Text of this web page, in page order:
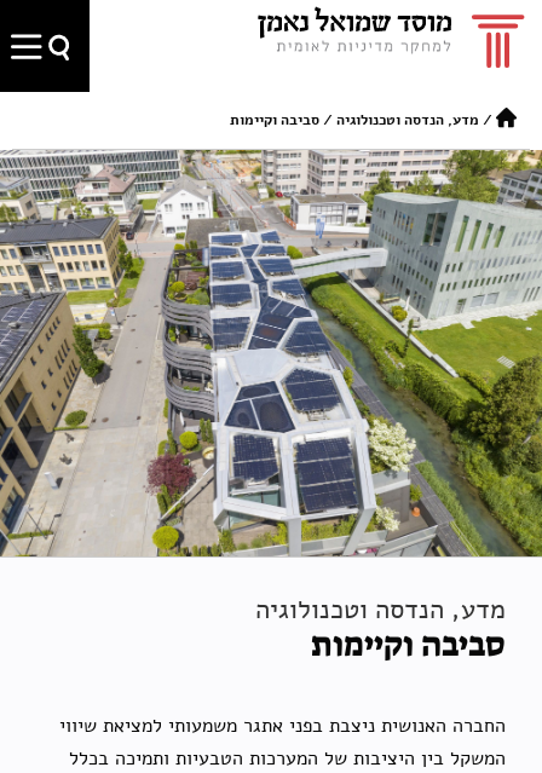
/ מדע, הנדסה וטכנולוגיה /סביבה וקיימות
מדע, הנדסה וטכנולוגיה
סביבה וקיימות
החברה האנושית ניצבת בפני אתגר משמעותי למציאת שיווי
המשקל בין היציבות של המערכות הטבעיות ותמיכה בכלל